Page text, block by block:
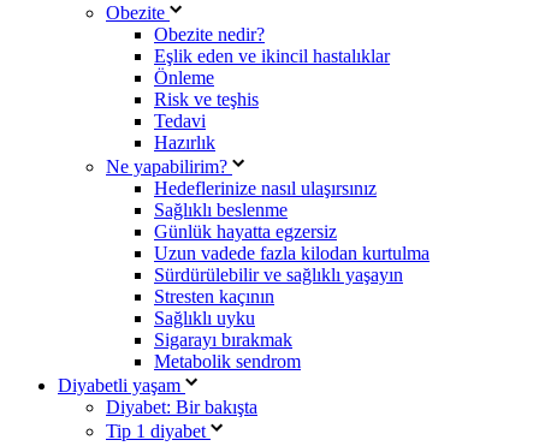
Obezite
Obezite nedir?
Eşlik eden ve ikincil hastalıklar
Önleme
Risk ve teşhis
Tedavi
Hazırlık
Ne yapabilirim?
Hedeflerinize nasıl ulaşırsınız
Sağlıklı beslenme
Günlük hayatta egzersiz
Uzun vadede fazla kilodan kurtulma
Sürdürülebilir ve sağlıklı yaşayın
Stresten kaçının
Sağlıklı uyku
Sigarayı bırakmak
Metabolik sendrom
Diyabetli yaşam
Diyabet: Bir bakışta
Tip 1 diyabet